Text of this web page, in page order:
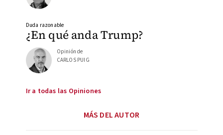
¿En qué anda Trump?
Duda razonable
Opinión de
CARLOS PUIG
Ir a todas las Opiniones
MÁS DEL AUTOR